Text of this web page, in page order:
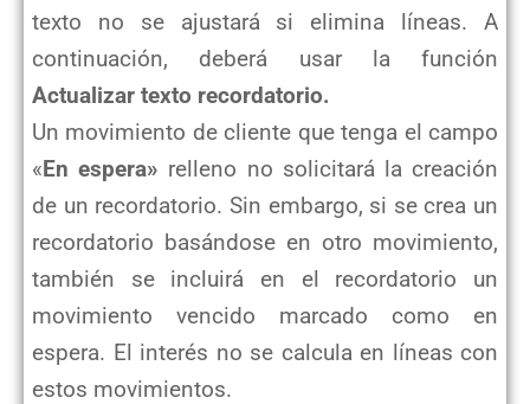
texto no se ajustará si elimina líneas. A
continuación, deberá usar la función
Actualizar texto recordatorio.
Un movimiento de cliente que tenga el campo
« En espera» relleno no solicitará la creación
de un recordatorio. Sin embargo, si se crea un
recordatorio basándose en otro movimiento,
también se incluirá en el recordatorio un
movimiento vencido marcado como en
espera. El interés no se calcula en líneas con
estos movimientos.